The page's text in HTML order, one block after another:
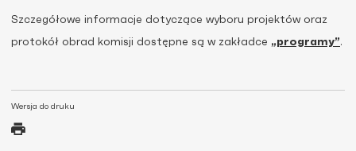
Wersja do druku
Szczegółowe informacje dotyczące wyboru projektów oraz
protokół obrad komisji dostępne są w zakładce „programy”.